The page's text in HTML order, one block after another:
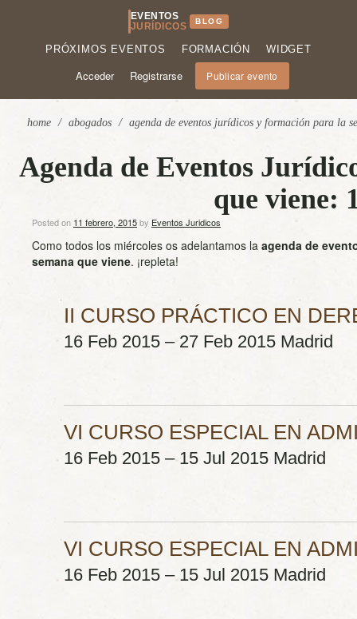
EVENTOS
JURÍDICOS
BLOG
PRÓXIMOS EVENTOS FORMACIÓN WIDGET
Acceder Registrarse Publicar evento
home / abogados / agenda de eventos jurídicos y formación para la
Agenda de Eventos
que viene:
Posted on 11 febrero, 2015by Eventos Juridicos
Como todos los miércoles os adelantamos la agenda de
semana que viene. ¡repleta!
II CURSO PRÁCTICO EN
16 Feb 2015 – 27 Feb 2015 Madrid
VI CURSO ESPECIAL EN
16 Feb 2015 – 15 Jul 2015 Madrid
VI CURSO ESPECIAL EN
16 Feb 2015 – 15 Jul 2015 Madrid